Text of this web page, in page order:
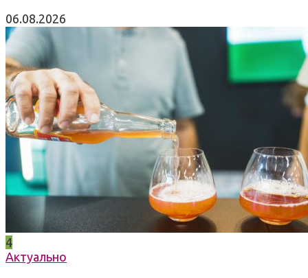
06.08.2026
4
Актуально